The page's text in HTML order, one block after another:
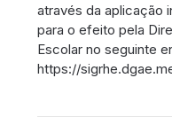
através da aplicação
para o efeito pela
Escolar no seguinte
https://